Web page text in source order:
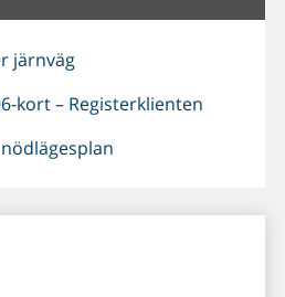
järnväg
kort – Registerklienten